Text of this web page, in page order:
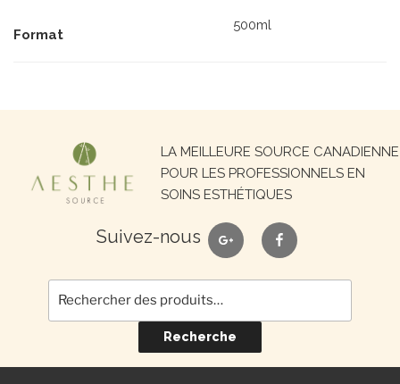
Format
500ml
LA MEILLEURE SOURCE CANADIENNE
POUR LES PROFESSIONNELS EN
SOINS ESTHÉTIQUES
Suivez-nous google facebook
Recherche
pour :
Recherche